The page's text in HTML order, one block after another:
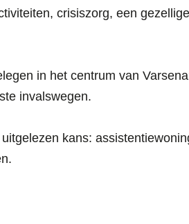
crisiszorg, een
in het centrum van
invalswegen.
kans: